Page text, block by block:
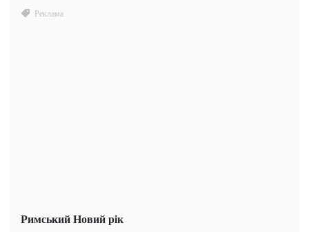
Римський Новий рік